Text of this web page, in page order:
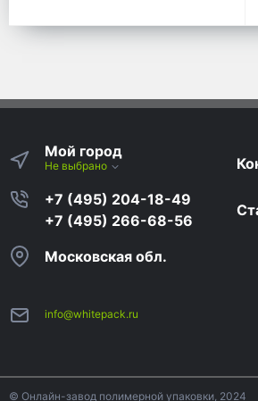
Мой город
Не выбрано
+7 (495) 204-18-49
+7 (495) 266-68-56
Московская обл.
info@whitepack.ru
© Онлайн-завод полимерной упаковки, 2024